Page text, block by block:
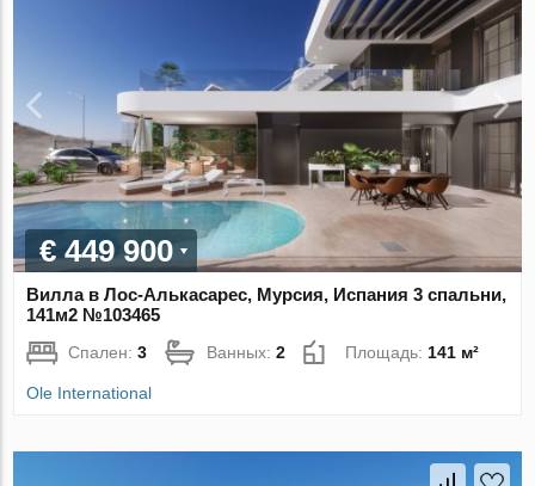
€ 449 900
Вилла в Лос-Алькасарес, Мурсия, Испания 3 спальни,
141м2 №103465
Спален:3 Ванных:2 Площадь:141 м²
Ole International